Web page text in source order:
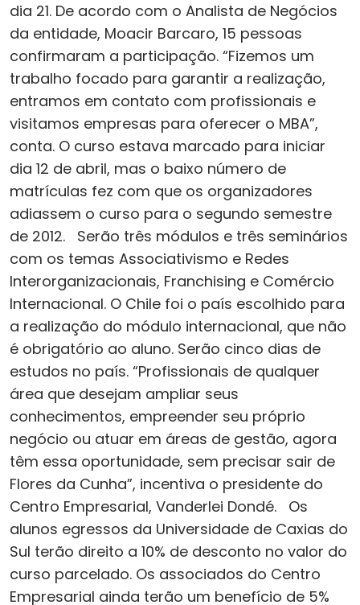
dia 21. De acordo com o Analista de Negócios
da entidade, Moacir Barcaro, 15 pessoas
confirmaram a participação. “Fizemos um
trabalho focado para garantir a realização,
entramos em contato com profissionais e
visitamos empresas para oferecer o MBA”,
conta. O curso estava marcado para iniciar
dia 12 de abril, mas o baixo número de
matrículas fez com que os organizadores
adiassem o curso para o segundo semestre
de 2012. Serão três módulos e três seminários
com os temas Associativismo e Redes
Interorganizacionais, Franchising e Comércio
Internacional. O Chile foi o país escolhido para
a realização do módulo internacional, que não
é obrigatório ao aluno. Serão cinco dias de
estudos no país. “Profissionais de qualquer
área que desejam ampliar seus
conhecimentos, empreender seu próprio
negócio ou atuar em áreas de gestão, agora
têm essa oportunidade, sem precisar sair de
Flores da Cunha”, incentiva o presidente do
Centro Empresarial, Vanderlei Dondé. Os
alunos egressos da Universidade de Caxias do
Sul terão direito a 10% de desconto no valor do
curso parcelado. Os associados do Centro
Empresarial ainda terão um benefício de 5%